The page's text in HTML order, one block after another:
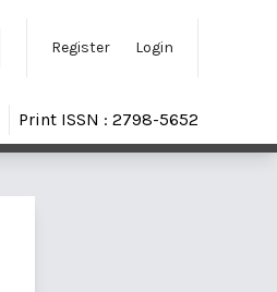
Register Login
Print ISSN : 2798-5652